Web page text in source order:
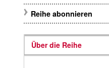
Reihe abonnieren
Über die Reihe